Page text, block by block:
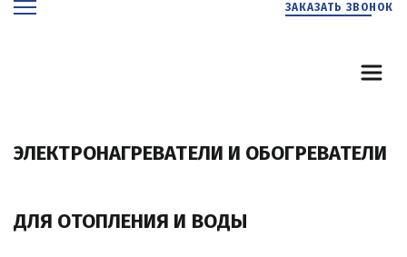
ЗАКАЗАТЬ ЗВОНОК
ЭЛЕКТРОНАГРЕВАТЕЛИ И ОБОГРЕВАТЕЛИ
ДЛЯ ОТОПЛЕНИЯ И ВОДЫ